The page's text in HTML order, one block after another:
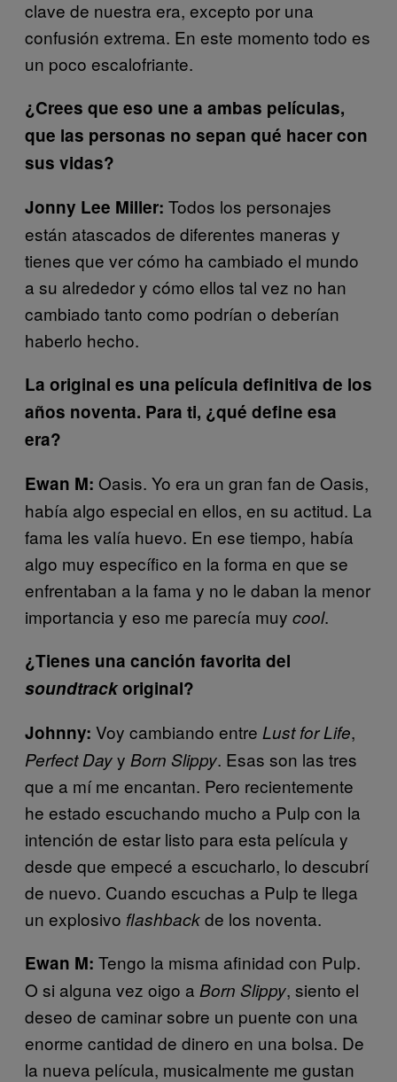
clave de nuestra era, excepto por una
confusión extrema. En este momento todo es
un poco escalofriante.
¿Crees que eso une a ambas películas,
que las personas no sepan qué hacer con
sus vidas?
Jonny Lee Miller: Todos los personajes
están atascados de diferentes maneras y
tienes que ver cómo ha cambiado el mundo
a su alrededor y cómo ellos tal vez no han
cambiado tanto como podrían o deberían
haberlo hecho.
La original es una película definitiva de los
años noventa. Para ti, ¿qué define esa
era?
Ewan M: Oasis. Yo era un gran fan de Oasis,
había algo especial en ellos, en su actitud. La
fama les valía huevo. En ese tiempo, había
algo muy específico en la forma en que se
enfrentaban a la fama y no le daban la menor
importancia y eso me parecía muy cool.
¿Tienes una canción favorita del
soundtrackoriginal?
Johnny: Voy cambiando entre Lust for Life,
Perfect Dayy Born Slippy. Esas son las tres
que a mí me encantan. Pero recientemente
he estado escuchando mucho a Pulp con la
intención de estar listo para esta película y
desde que empecé a escucharlo, lo descubrí
de nuevo. Cuando escuchas a Pulp te llega
un explosivo flashbackde los noventa.
Ewan M: Tengo la misma afinidad con Pulp.
O si alguna vez oigo a Born Slippy, siento el
deseo de caminar sobre un puente con una
enorme cantidad de dinero en una bolsa. De
la nueva película, musicalmente me gustan